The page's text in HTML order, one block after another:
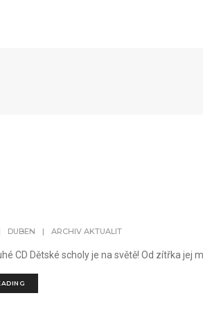
DUBEN | ARCHIV AKTUALIT
CD Dětské scholy je na světě! Od zítřka jej